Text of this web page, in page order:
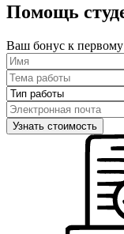
Помощь
Ваш бонус к первому